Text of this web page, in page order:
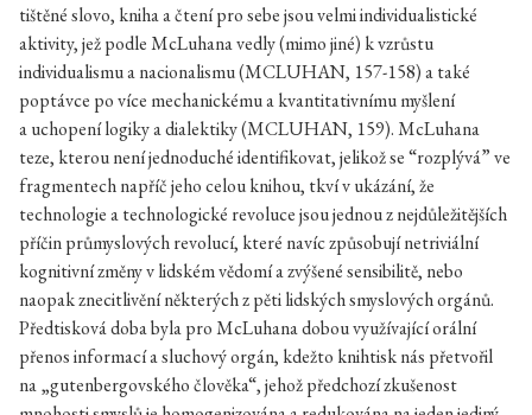
tištěné slovo, kniha a čtení pro sebe jsou velmi individualistické
aktivity, jež podle McLuhana vedly (mimo jiné) k vzrůstu
individualismu a nacionalismu (MCLUHAN, 157-158) a také
poptávce po více mechanickému a kvantitativnímu myšlení
a uchopení logiky a dialektiky (MCLUHAN, 159). McLuhana
teze, kterou není jednoduché identifikovat, jelikož se “rozplývá” ve
fragmentech napříč jeho celou knihou, tkví v ukázání, že
technologie a technologické revoluce jsou jednou z nejdůležitějších
příčin průmyslových revolucí, které navíc způsobují netriviální
kognitivní změny v lidském vědomí a zvýšené sensibilitě, nebo
naopak znecitlivění některých z pěti lidských smyslových orgánů.
Předtisková doba byla pro McLuhana dobou využívající orální
přenos informací a sluchový orgán, kdežto knihtisk nás přetvořil
na „gutenbergovského člověka“, jehož předchozí zkušenost